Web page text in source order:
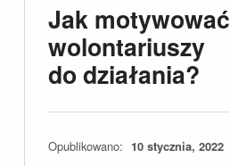
Jak motywować
wolontariuszy
do działania?
Opublikowano: 10 stycznia, 2022